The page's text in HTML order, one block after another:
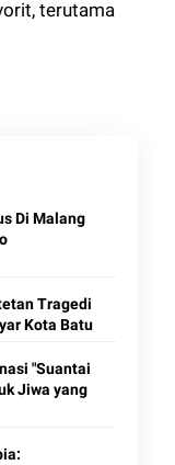
terutama
Di Malang
Tragedi
Kota Batu
"Suantai
Jiwa yang